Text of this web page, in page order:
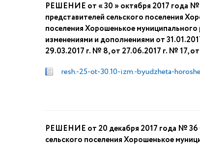
РЕШЕНИЕ от « 30 » октября 2017 года №
представителей сельского поселения
поселения Хорошенькое
изменениями и дополнениями от
29.03.2017 г. № 8, от 27.06.2017 г. № 17,
resh.-25-ot-30.10-izm.-byudzheta-
РЕШЕНИЕ от 20 декабря 2017 года № 36
сельского поселения Хорошенькое